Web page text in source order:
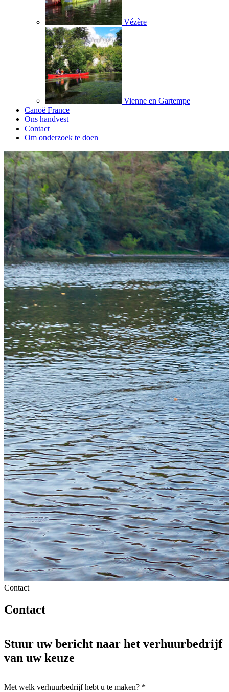
Vézère
Vienne en Gartempe
Canoë France
Ons handvest
Contact
Om onderzoek te doen
Contact
Contact
Stuur uw bericht naar het verhuurbedrijf
van uw keuze
Met welk verhuurbedrijf hebt u te maken? *